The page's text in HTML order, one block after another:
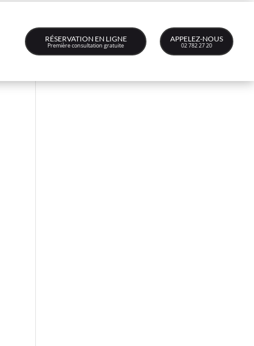
RÉSERVATION EN LIGNE
Première consultation gratuite
APPELEZ-NOUS
02 782 27 20